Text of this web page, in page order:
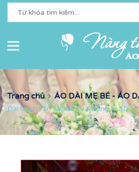
Trang chủ ÁO DÀI MẸ BÉ - ÁO
Dài Cách Tân Mẹ Bé Lụa Hồng In 3D